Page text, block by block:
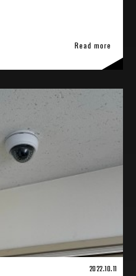
Read more
2022.10.11